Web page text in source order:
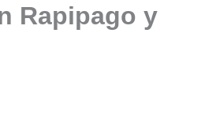
Rapipago y